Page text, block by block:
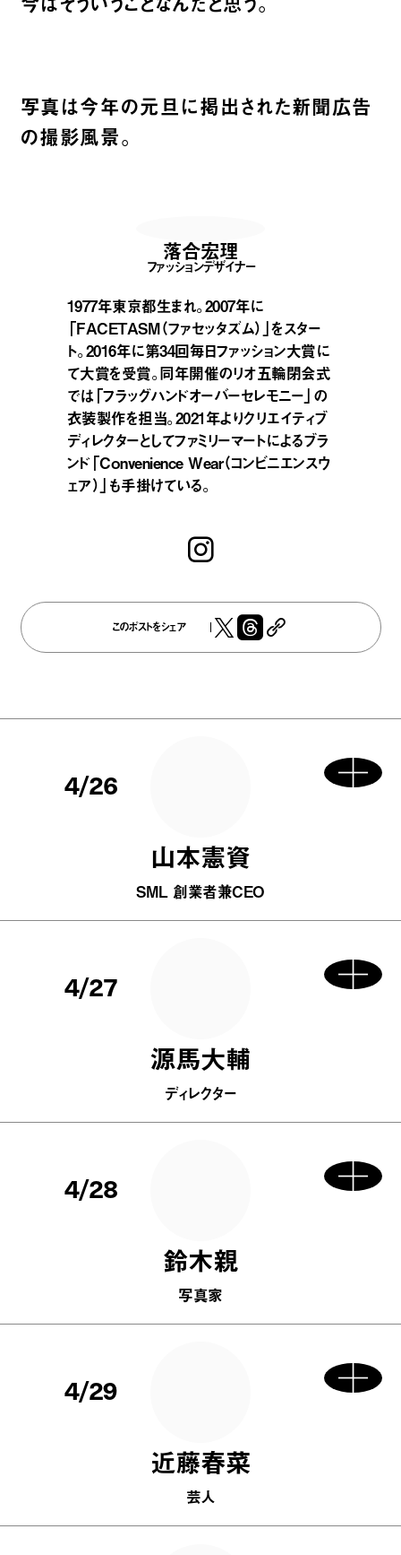
写真は今年の元旦に掲出された新聞広告
の撮影風景。
落合宏理
ファッションデザイナー
1977年東京都生まれ。2007年に
「FACETASM（ファセッタズム）」をスター
ト。2016年に第34回毎日ファッション大賞に
て大賞を受賞。同年開催のリオ五輪閉会式
では「フラッグハンドオーバーセレモニー」の
衣装製作を担当。2021年よりクリエイティブ
ディレクターとしてファミリーマートによるブラ
ンド「Convenience Wear（コンビニエンスウ
ェア）」も手掛けている。
このポストをシェア
4/26
山本憲資
SML 創業者兼CEO
4/27
源馬大輔
ディレクター
4/28
鈴木親
写真家
4/29
近藤春菜
芸人